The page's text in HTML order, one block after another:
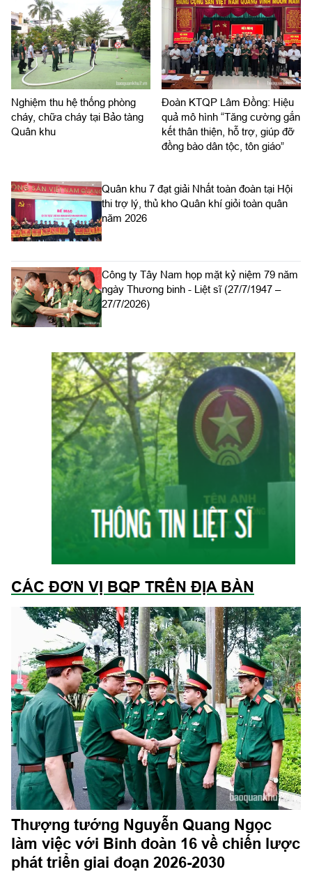
Nghiệm thu hệ thống phòng
cháy, chữa cháy tại Bảo tàng
Quân khu
Đoàn KTQP Lâm Đồng: Hiệu
quả mô hình “Tăng cường gắn
kết thân thiện, hỗ trợ, giúp đỡ
đồng bào dân tộc, tôn giáo”
Quân khu 7 đạt giải Nhất toàn đoàn tại Hội
thi trợ lý, thủ kho Quân khí giỏi toàn quân
năm 2026
Công ty Tây Nam họp mặt kỷ niệm 79 năm
ngày Thương binh - Liệt sĩ (27/7/1947 –
27/7/2026)
CÁC ĐƠN VỊ BQP TRÊN ĐỊA BÀN
Thượng tướng Nguyễn Quang Ngọc
làm việc với Binh đoàn 16 về chiến lược
phát triển giai đoạn 2026-2030